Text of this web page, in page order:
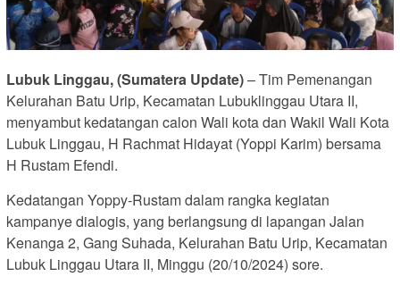
Lubuk Linggau, (Sumatera Update)– Tim Pemenangan
Kelurahan Batu Urip, Kecamatan Lubuklinggau Utara II,
menyambut kedatangan calon Wali kota dan Wakil Wali Kota
Lubuk Linggau, H Rachmat Hidayat (Yoppi Karim) bersama
H Rustam Efendi.
Kedatangan Yoppy-Rustam dalam rangka kegiatan
kampanye dialogis, yang berlangsung di lapangan Jalan
Kenanga 2, Gang Suhada, Kelurahan Batu Urip, Kecamatan
Lubuk Linggau Utara II, Minggu (20/10/2024) sore.